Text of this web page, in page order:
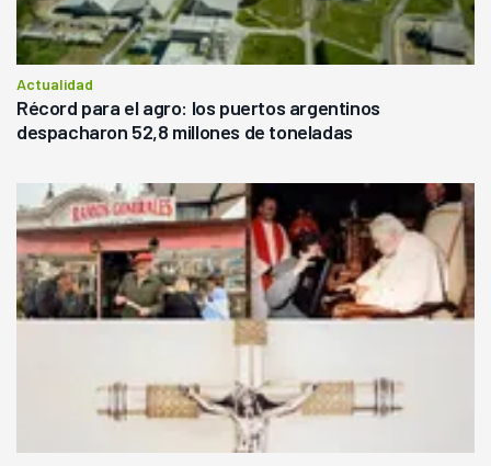
Actualidad
Récord para el agro: los puertos argentinos
despacharon 52,8 millones de toneladas